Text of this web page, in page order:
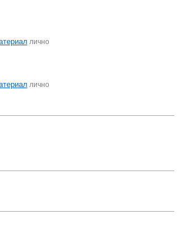
лично
лично